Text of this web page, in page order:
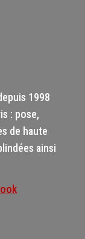
1998
: pose,
de haute
ainsi